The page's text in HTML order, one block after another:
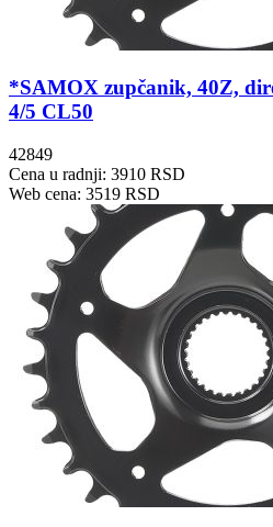
*SAMOX zupčanik, 40Z,
4/5 CL50
42849
Cena u radnji: 3910 RSD
Web cena: 3519 RSD